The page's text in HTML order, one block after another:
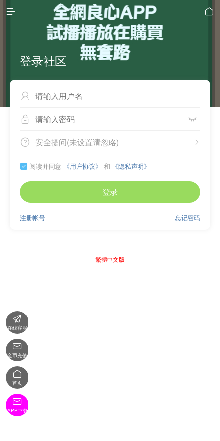
 
登录社区

 
 
安全提问(未设置请忽略)
 阅读并同意 《用户协议》 和 《隐私声明》
登录
忘记密码
注册帐号
繁體中文版

在线客服

金币充值

首页

APP下载